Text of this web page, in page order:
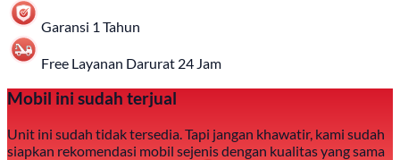
Garansi 1 Tahun
Free Layanan Darurat 24 Jam
Mobil ini sudah terjual
Unit ini sudah tidak tersedia. Tapi jangan khawatir, kami sudah
siapkan rekomendasi mobil sejenis dengan kualitas yang sama